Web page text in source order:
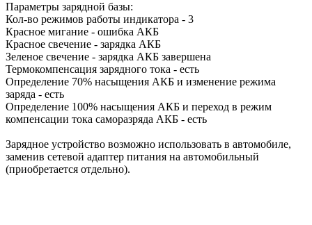
Параметры зарядной базы:
Кол-во режимов работы индикатора - 3
Красное мигание - ошибка АКБ
Красное свечение - зарядка АКБ
Зеленое свечение - зарядка АКБ завершена
Термокомпенсация зарядного тока - есть
Определение 70% насыщения АКБ и изменение режима
заряда - есть
Определение 100% насыщения АКБ и переход в режим
компенсации тока саморазряда АКБ - есть
Зарядное устройство возможно использовать в автомобиле,
заменив сетевой адаптер питания на автомобильный
(приобретается отдельно).